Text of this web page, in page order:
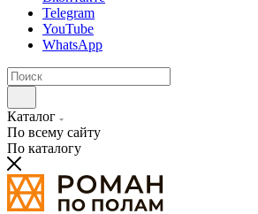
Telegram
YouTube
WhatsApp
Каталог
По всему сайту
По каталогу